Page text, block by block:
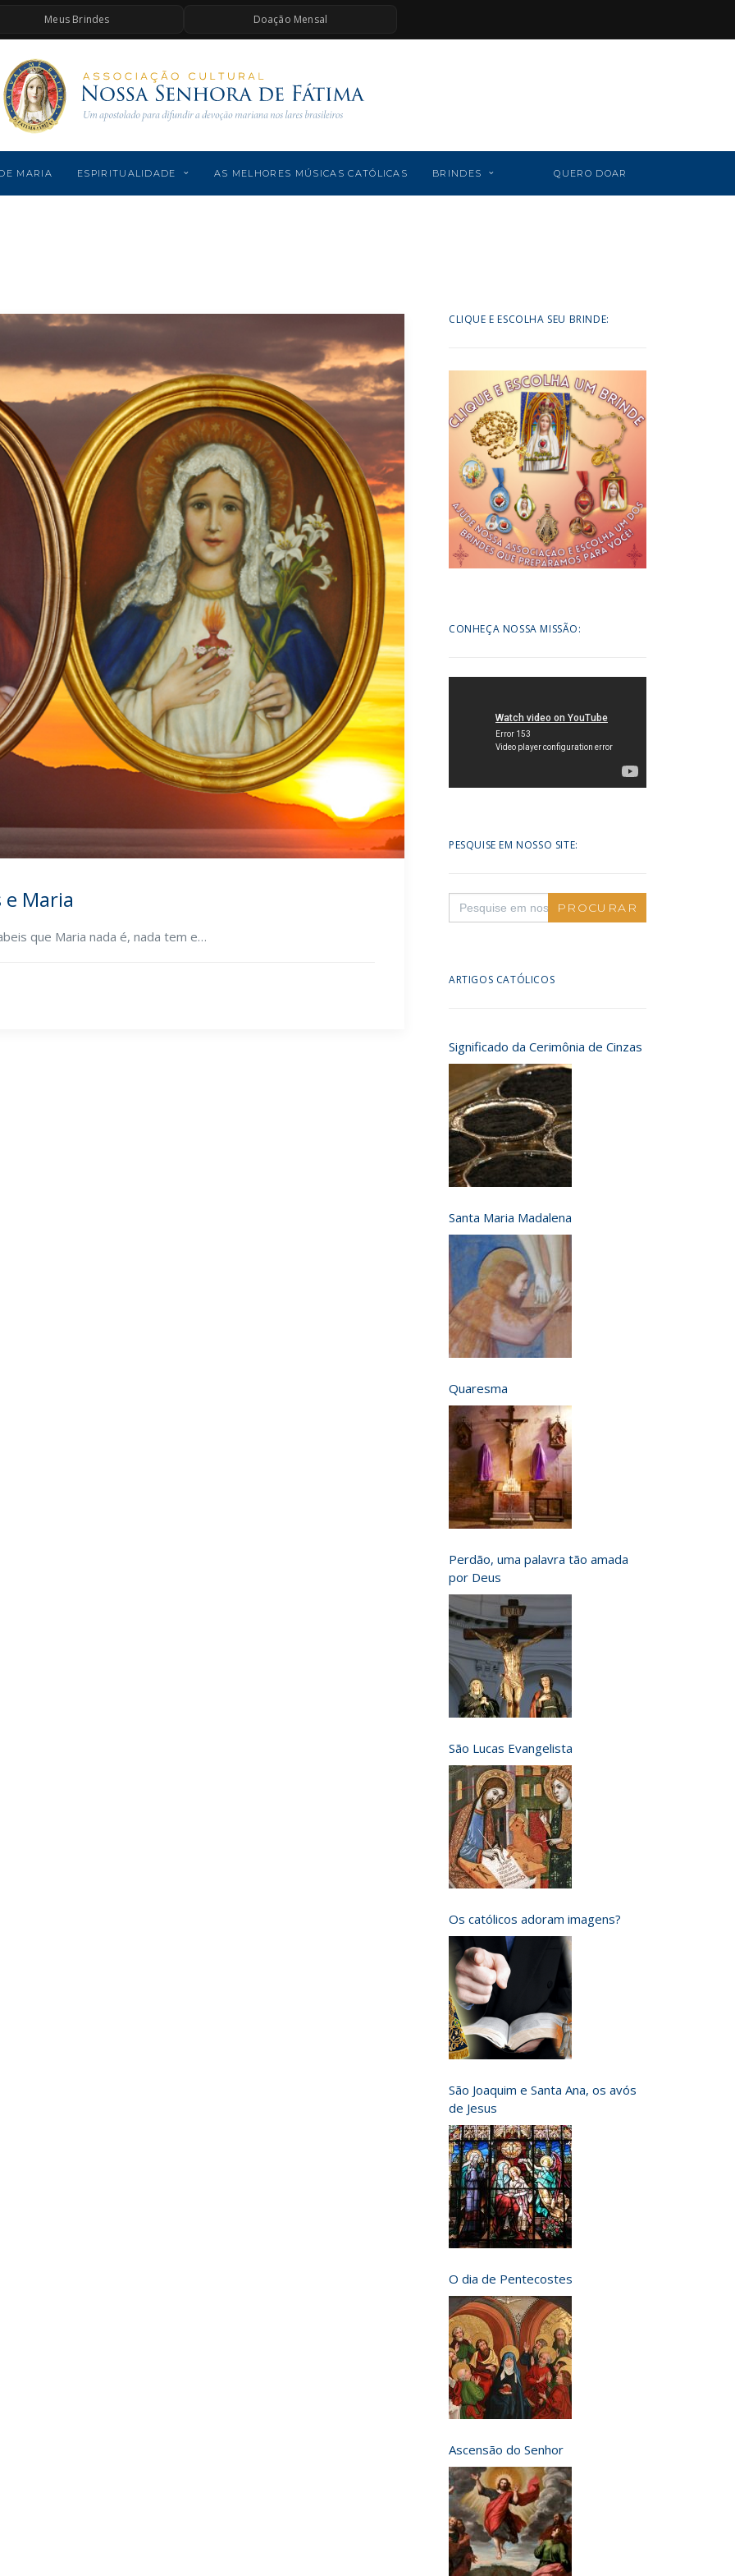
Meus Brindes Doação Mensal
MARIA ESPIRITUALIDADE AS MELHORES MÚSICAS CATÓLICAS BRINDES QUERO DOAR
e Maria
que Maria nada é, nada tem e…
CLIQUE E ESCOLHA SEU BRINDE:
CONHEÇA NOSSA MISSÃO:
PESQUISE EM NOSSO SITE:
Search
for:
ARTIGOS CATÓLICOS
Significado da Cerimônia de Cinzas
Santa Maria Madalena
Quaresma
Perdão, uma palavra tão amada
por Deus
São Lucas Evangelista
Os católicos adoram imagens?
São Joaquim e Santa Ana, os avós
de Jesus
O dia de Pentecostes
Ascensão do Senhor